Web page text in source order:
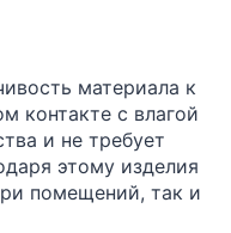
материала к
контакте с влагой
и не требует
этому изделия
помещений, так и